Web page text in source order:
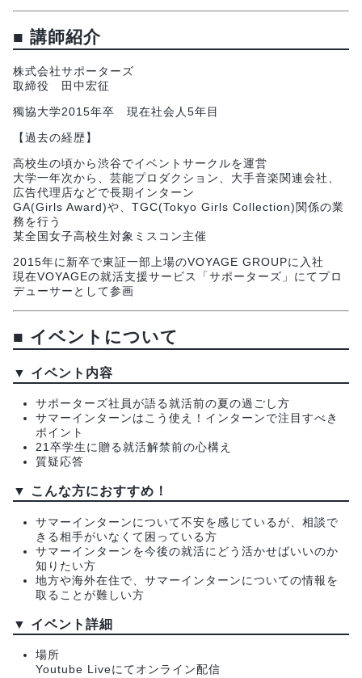
■ 講師紹介
株式会社サポーターズ
取締役 田中宏征
獨協大学2015年卒 現在社会人5年目
【過去の経歴】
高校生の頃から渋谷でイベントサークルを運営
大学一年次から、芸能プロダクション、大手音楽関連会社、
広告代理店などで長期インターン
GA(Girls Award)や、TGC(Tokyo Girls Collection)関係の業
務を行う
某全国女子高校生対象ミスコン主催
2015年に新卒で東証一部上場のVOYAGE GROUPに入社
現在VOYAGEの就活支援サービス「サポーターズ」にてプロ
デューサーとして参画
■ イベントについて
▼ イベント内容
サポーターズ社員が語る就活前の夏の過ごし方
サマーインターンはこう使え！インターンで注目すべき
ポイント
21卒学生に贈る就活解禁前の心構え
質疑応答
▼ こんな方におすすめ！
サマーインターンについて不安を感じているが、相談で
きる相手がいなくて困っている方
サマーインターンを今後の就活にどう活かせばいいのか
知りたい方
地方や海外在住で、サマーインターンについての情報を
取ることが難しい方
▼ イベント詳細
場所
Youtube Liveにてオンライン配信